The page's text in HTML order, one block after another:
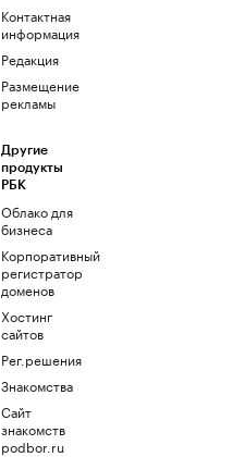
Контактная
информация
Редакция
Размещение
рекламы
Другие
продукты
РБК
Облако для
бизнеса
Корпоративный
регистратор
доменов
Хостинг
сайтов
Рег.решения
Знакомства
Сайт
знакомств
podbor.ru